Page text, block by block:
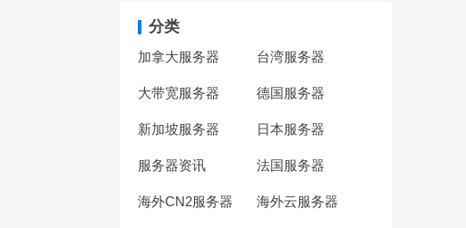
分类
加拿大服务器 台湾服务器
大带宽服务器 德国服务器
新加坡服务器 日本服务器
服务器资讯 法国服务器
海外CN2服务器 海外云服务器